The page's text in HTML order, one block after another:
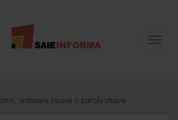
software house o parola chiave